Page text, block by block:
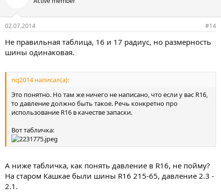
02.07.2014 #14
Не правильная таблица, 16 и 17 радиус, но размерность
шины одинаковая.
nq2014 написал(а):
Это понятно. Но там же ничего не написано, что если у вас R16,
то давление должно быть такое. Речь конкретно про
использование R16 в качестве запаски.
Вот табличка:
А ниже табличка, как понять давление в R16, не пойму?
На старом Кашкае были шины R16 215-65, давление 2.3 -
2.1.